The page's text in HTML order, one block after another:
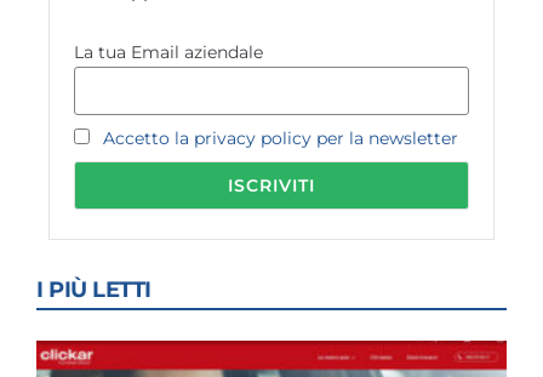
La tua Email aziendale
Accetto la privacy policy per la newsletter
I PIÙ LETTI